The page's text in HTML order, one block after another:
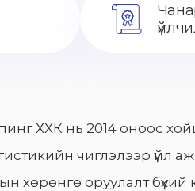
ХХК нь 2014 оноос
чиглэлээр үйл
хөрөнгө оруулалт